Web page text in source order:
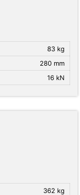
83 kg
280 mm
16 kN
362 kg